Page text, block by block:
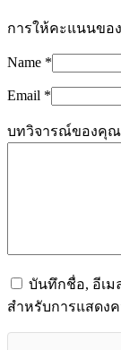
การให้คะแนนขอ
Name *
Email *
บทวิจารณ์ของคุณ
บันทึกชื่อ, อีเม
สำหรับการแสดง